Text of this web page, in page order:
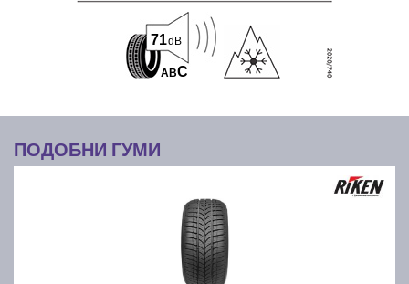
ABC
71dB
ПОДОБНИ ГУМИ